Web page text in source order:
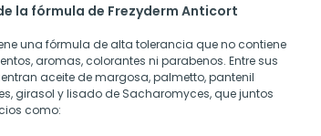
la fórmula de Frezyderm Anticort
una fórmula de alta tolerancia que no contiene
aromas, colorantes ni parabenos. Entre sus
aceite de margosa, palmetto, pantenil
girasol y lisado de Sacharomyces, que juntos
como: